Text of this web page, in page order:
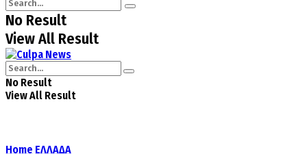
No Result
View All Result
No Result
View All Result
Home ΕΛΛΑΔΑ